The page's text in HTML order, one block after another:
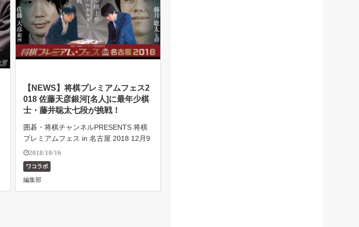
【NEWS】将棋プレミアムフェス2
018 佐藤天彦銀河[名人]に最年少棋
士・藤井聡太七段が挑戦！
囲碁・将棋チャンネルPRESENTS 将棋
プレミアムフェス in 名古屋 2018 12月9
日（日）『将棋プレ […]
2018/10/16
ワコラボ
編集部